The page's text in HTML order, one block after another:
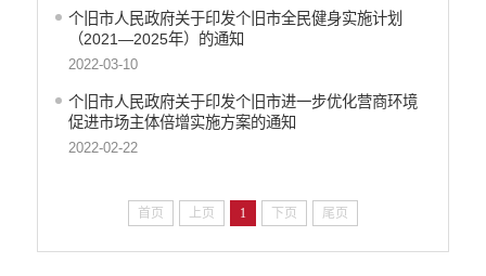
个旧市人民政府关于印发个旧市全民健身实施计划
（2021—2025年）的通知
2022-03-10
个旧市人民政府关于印发个旧市进一步优化营商环境
促进市场主体倍增实施方案的通知
2022-02-22
首页 上页 1 下页 尾页